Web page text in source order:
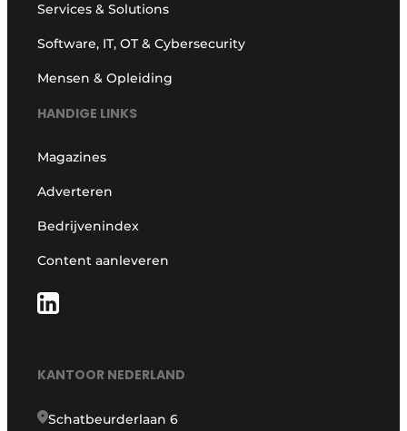
Services & Solutions
Software, IT, OT & Cybersecurity
Mensen & Opleiding
HANDIGE LINKS
Magazines
Adverteren
Bedrijvenindex
Content aanleveren
KANTOOR NEDERLAND
Schatbeurderlaan 6